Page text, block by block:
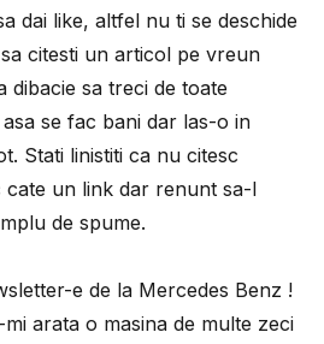
dai like, altfel nu ti se deschide
citesti un articol pe vreun
dibacie sa treci de toate
se fac bani dar las-o in
Stati linistiti ca nu citesc
cate un link dar renunt sa-l
de spume.
e de la Mercedes Benz !
arata o masina de multe zeci